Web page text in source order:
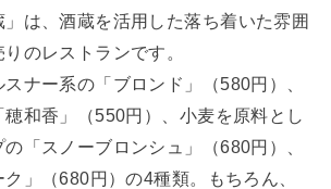
は、酒蔵を活用した落ち着いた雰囲
のレストランです。
ナー系の「ブロンド」（580円）、
和香」（550円）、小麦を原料とし
「スノーブロンシュ」（680円）、
」（680円）の4種類。もちろん、